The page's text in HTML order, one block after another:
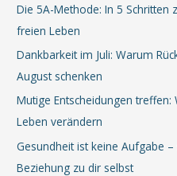
Die 5A-Methode: In 5
freien Leben
Dankbarkeit im Juli: Warum
August schenken
Mutige Entscheidungen treffen:
Leben verändern
Gesundheit ist keine Aufgabe
Beziehung zu dir selbst